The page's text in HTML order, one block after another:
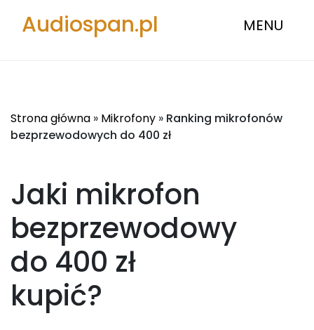
Audiospan.pl MENU
Strona główna » Mikrofony » Ranking mikrofonów
bezprzewodowych do 400 zł
Jaki mikrofon
bezprzewodowy
do 400 zł
kupić?